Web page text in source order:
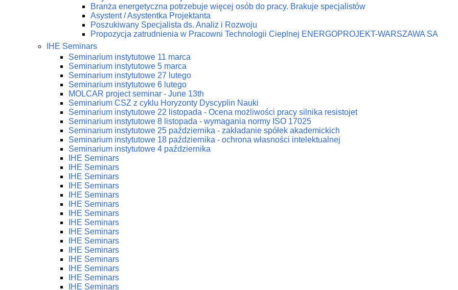
Branża energetyczna potrzebuje więcej osób do pracy. Brakuje specjalistów
Asystent / Asystentka Projektanta
Poszukiwany Specjalista ds. Analiz i Rozwoju
Propozycja zatrudnienia w Pracowni Technologii Cieplnej ENERGOPROJEKT-WARSZAWA SA
IHE Seminars
Seminarium instytutowe 11 marca
Seminarium instytutowe 5 marca
Seminarium instytutowe 27 lutego
Seminarium instytutowe 6 lutego
MOLCAR project seminar - June 13th
Seminarium CSZ z cyklu Horyzonty Dyscyplin Nauki
Seminarium instytutowe 22 listopada - Ocena możliwości pracy silnika resistojet
Seminarium instytutowe 8 listopada - wymagania normy ISO 17025
Seminarium instytutowe 25 października - zakładanie spółek akademickich
Seminarium instytutowe 18 października - ochrona własności intelektualnej
Seminarium instytutowe 4 października
IHE Seminars
IHE Seminars
IHE Seminars
IHE Seminars
IHE Seminars
IHE Seminars
IHE Seminars
IHE Seminars
IHE Seminars
IHE Seminars
IHE Seminars
IHE Seminars
IHE Seminars
IHE Seminars
IHE Seminars